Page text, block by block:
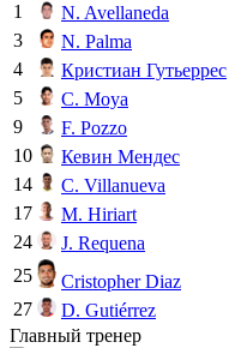
1
N. Avellaneda
3
N. Palma
4
Кристиан Гутьеррес
5
C. Moya
9
F. Pozzo
10
Кевин Мендес
14
C. Villanueva
17
M. Hiriart
24
J. Requena
25
Cristopher Diaz
27
D. Gutiérrez
Главный тренер